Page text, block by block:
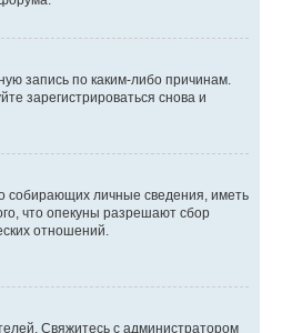
запись по каким-либо причинам.
зарегистрироваться снова и
собирающих личные сведения, иметь
что опекуны разрешают сбор
отношений.
Свяжитесь с администратором